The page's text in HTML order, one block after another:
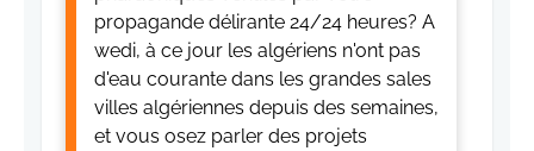
propagande délirante 24/24 heures? A
wedi, à ce jour les algériens n'ont pas
d'eau courante dans les grandes sales
villes algériennes depuis des semaines,
et vous osez parler des projets